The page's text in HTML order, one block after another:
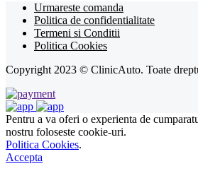
Urmareste comanda
Politica de confidentialitate
Termeni si Conditii
Politica Cookies
Copyright 2023 © ClinicAuto. Toate
Pentru a va oferi o experienta de
nostru foloseste cookie-uri.
Politica Cookies.
Accepta